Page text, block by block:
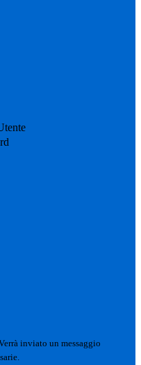
inviato un messaggio